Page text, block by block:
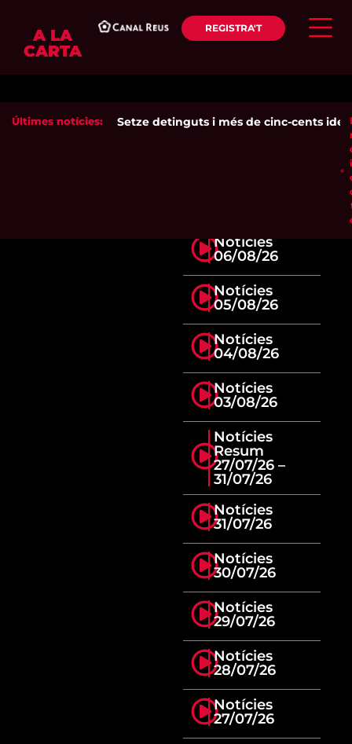
A LA
CARTA
REGISTRA'T
Últimes notícies: Setze detinguts i més de cinc-cents
Notícies
06/08/26
Notícies
05/08/26
Notícies
04/08/26
Notícies
03/08/26
Notícies
Resum
27/07/26 –
31/07/26
Notícies
31/07/26
Notícies
30/07/26
Notícies
29/07/26
Notícies
28/07/26
Notícies
27/07/26